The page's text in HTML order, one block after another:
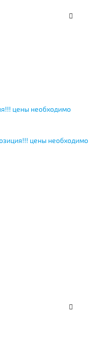
цены необходимо
цены необходимо